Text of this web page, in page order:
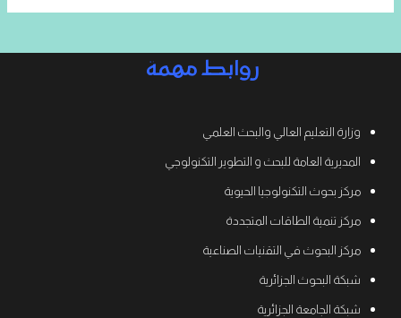
روابط مهمة
وزارة التعليم العالي والبحث العلمي
المديرية العامة للبحث و التطوير التكنولوجي
مركز بحوث التكنولوجيا الحيوية
مركز تنمية الطاقات المتجددة
مركز البحوث في التقنيات الصناعية
شبكة البحوث الجزائرية
شبكة الجامعة الجزائرية